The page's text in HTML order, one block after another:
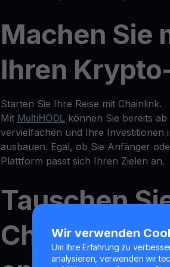
Wir verwenden
Um Ihre Erfahrung zu
analysieren, verwenden wir
Machen Sie
Ihren
Starten Sie Ihre Reise mit Chainlink.
Mit MultiHODL können Sie bereits
vervielfachen und Ihre Investitionen
ausbauen. Egal, ob Sie Anfänger
Plattform passt sich Ihren Zielen an.
Tauschen
Chainlink